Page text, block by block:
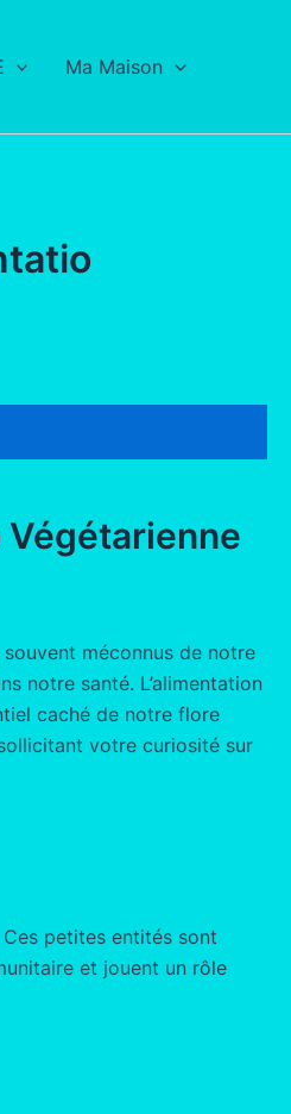
Ma Maison
Végétarienne
méconnus de notre
notre santé. L’alimentation
caché de notre flore
votre curiosité sur
petites entités sont
et jouent un rôle